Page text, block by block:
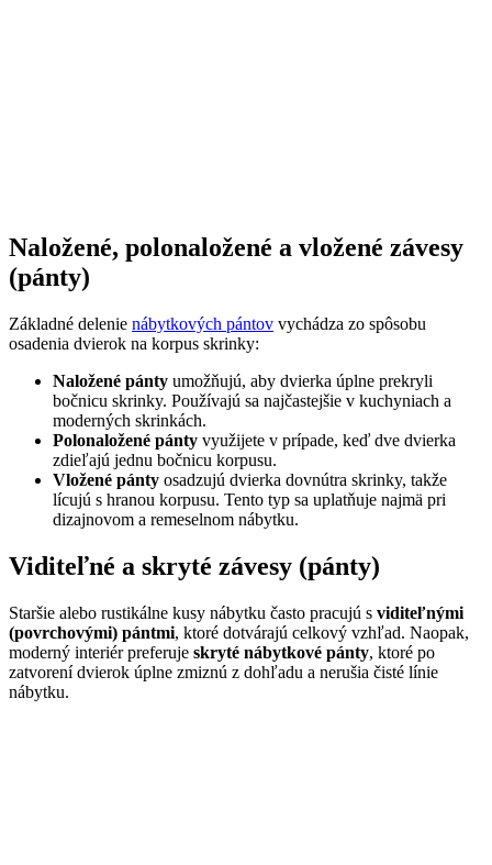
Naložené, polonaložené a vložené závesy
(pánty)
Základné delenie nábytkových pántov vychádza zo spôsobu
osadenia dvierok na korpus skrinky:
Naložené pánty umožňujú, aby dvierka úplne prekryli
bočnicu skrinky. Používajú sa najčastejšie v kuchyniach a
moderných skrinkách.
Polonaložené pánty využijete v prípade, keď dve dvierka
zdieľajú jednu bočnicu korpusu.
Vložené pánty osadzujú dvierka dovnútra skrinky, takže
lícujú s hranou korpusu. Tento typ sa uplatňuje najmä pri
dizajnovom a remeselnom nábytku.
Viditeľné a skryté závesy (pánty)
Staršie alebo rustikálne kusy nábytku často pracujú s viditeľnými
(povrchovými) pántmi, ktoré dotvárajú celkový vzhľad. Naopak,
moderný interiér preferuje skryté nábytkové pánty, ktoré po
zatvorení dvierok úplne zmiznú z dohľadu a nerušia čisté línie
nábytku.